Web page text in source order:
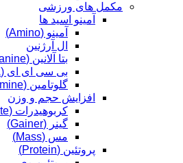
مکمل های ورزشی
آمینو اسید ها
آمینو (Amino)
ال آرژنین
بتا آلانین (Beta Alanine)
بی سی ای ای (BCAA)
گلوتامین (Glutamine)
افزایش حجم و وزن
کربوهیدرات (Carbohydrate)
گینر (Gainer)
مس (Mass)
پروتئین (Protein)